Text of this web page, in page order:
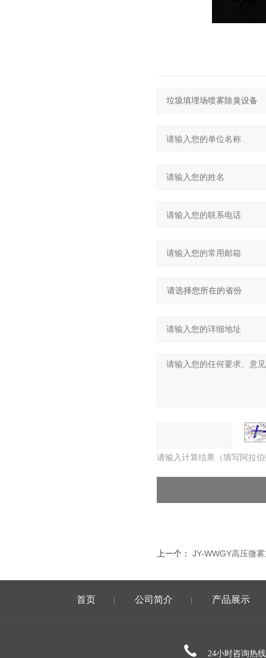
请输入计算结果（填写阿拉
上一个： JY-WWGY高压微
首页 公司简介 产品展示
24小时咨询热